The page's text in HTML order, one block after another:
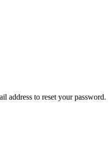
address to reset your password.